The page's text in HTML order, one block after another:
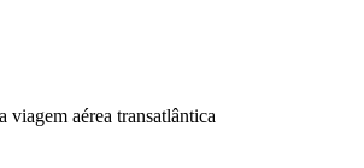
viagem aérea transatlântica